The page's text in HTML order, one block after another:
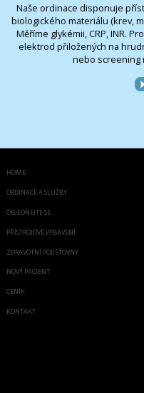
Naše ordinace disponuje
biologického materiálu (krev,
Měříme glykémii, CRP, INR.
elektrod přiložených na
nebo screening
HOME
ORDINACE A SLUŽBY
OBJEDNEJTE SE
PŘÍSTROJOVÉ VYBAVENÍ
ZDRAVOTNÍ POJIŠŤOVNY
NOVÝ PACIENT
CENÍK
KONTAKT